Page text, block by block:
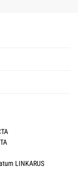
LINKARUS